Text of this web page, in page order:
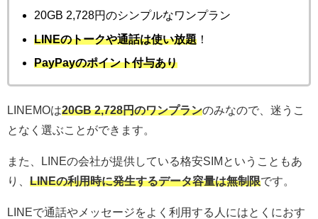
20GB 2,728円のシンプルなワンプラン
LINEのトークや通話は使い放題 ！
PayPayのポイント付与あり
LINEMOは20GB 2,728円のワンプランのみなので、迷うこ
となく選ぶことができます。
また、LINEの会社が提供している格安SIMということもあ
り、 LINEの利用時に発生するデータ容量は無制限です。
LINEで通話やメッセージをよく利用する人にはとくにおす